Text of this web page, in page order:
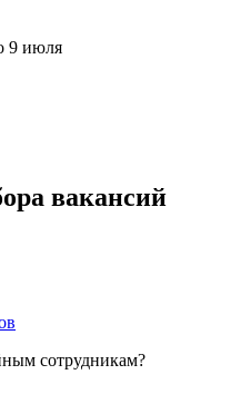
9 июля
вакансий
сотрудникам?